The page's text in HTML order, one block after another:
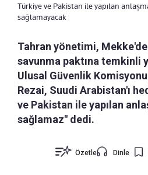
Türkiye ve Pakistan ile yapılan
sağlamayacak
Tahran yönetimi,
savunma paktına temkinli
Ulusal Güvenlik
Rezai, Suudi Arabistan'ı
ve Pakistan ile yapılan
sağlamaz" dedi.
Özetle Dinle